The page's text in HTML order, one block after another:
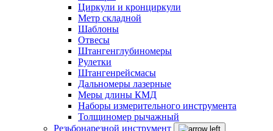
Циркули и кронциркули
Метр складной
Шаблоны
Отвесы
Штангенглубиномеры
Рулетки
Штангенрейсмасы
Дальномеры лазерные
Меры длины КМД
Наборы измерительного инструмента
Толщиномер рычажный
Резьбонарезной инструмент